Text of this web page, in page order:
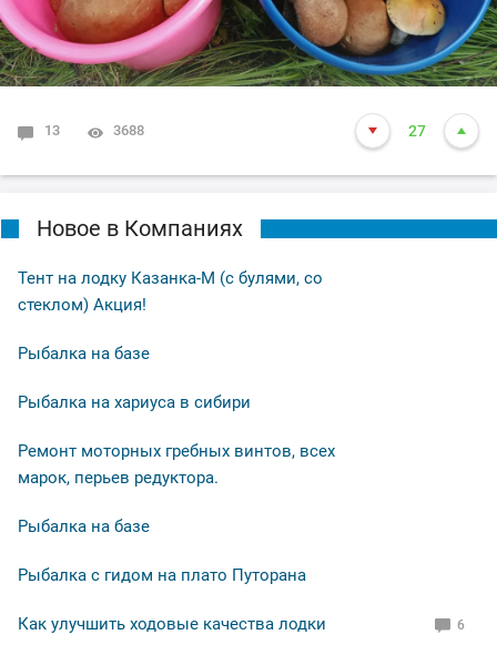
13 3688 27
Новое в Компаниях
Тент на лодку Казанка-М (с булями, со
стеклом) Акция!
Рыбалка на базе
Рыбалка на хариуса в сибири
Ремонт моторных гребных винтов, всех
марок, перьев редуктора.
Рыбалка на базе
Рыбалка с гидом на плато Путорана
Как улучшить ходовые качества лодки 6